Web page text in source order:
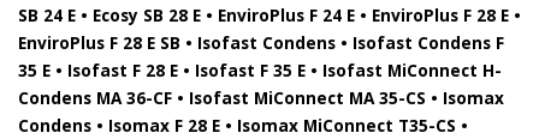
SB 24 E • Ecosy SB 28 E • EnviroPlus F 24 E • EnviroPlus F 28 E •
EnviroPlus F 28 E SB • Isofast Condens • Isofast Condens F
35 E • Isofast F 28 E • Isofast F 35 E • Isofast MiConnect H-
Condens MA 36-CF • Isofast MiConnect MA 35-CS • Isomax
Condens • Isomax F 28 E • Isomax MiConnect T35-CS •